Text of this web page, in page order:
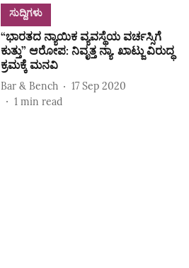
ಸುದ್ದಿಗಳು
“ಭಾರತದ ನ್ಯಾಯಿಕ ವ್ಯವಸ್ಥೆಯ ವರ್ಚಸ್ಸಿಗೆ
ಕುತ್ತು” ಆರೋಪ: ನಿವೃತ್ತ ನ್ಯಾ. ಖಾಟ್ಜು ವಿರುದ್ಧ
ಕ್ರಮಕ್ಕೆ ಮನವಿ
Bar & Bench
17 Sep 2020
1 min read